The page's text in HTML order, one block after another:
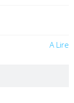
A Lire